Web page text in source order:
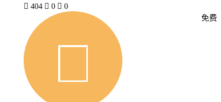
 404  0  0
免费